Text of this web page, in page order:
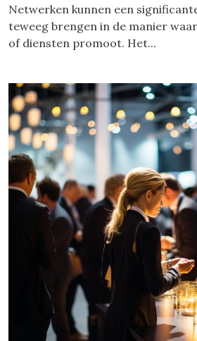
Netwerken kunnen een
teweeg brengen in de manier
of diensten promoot. Het...